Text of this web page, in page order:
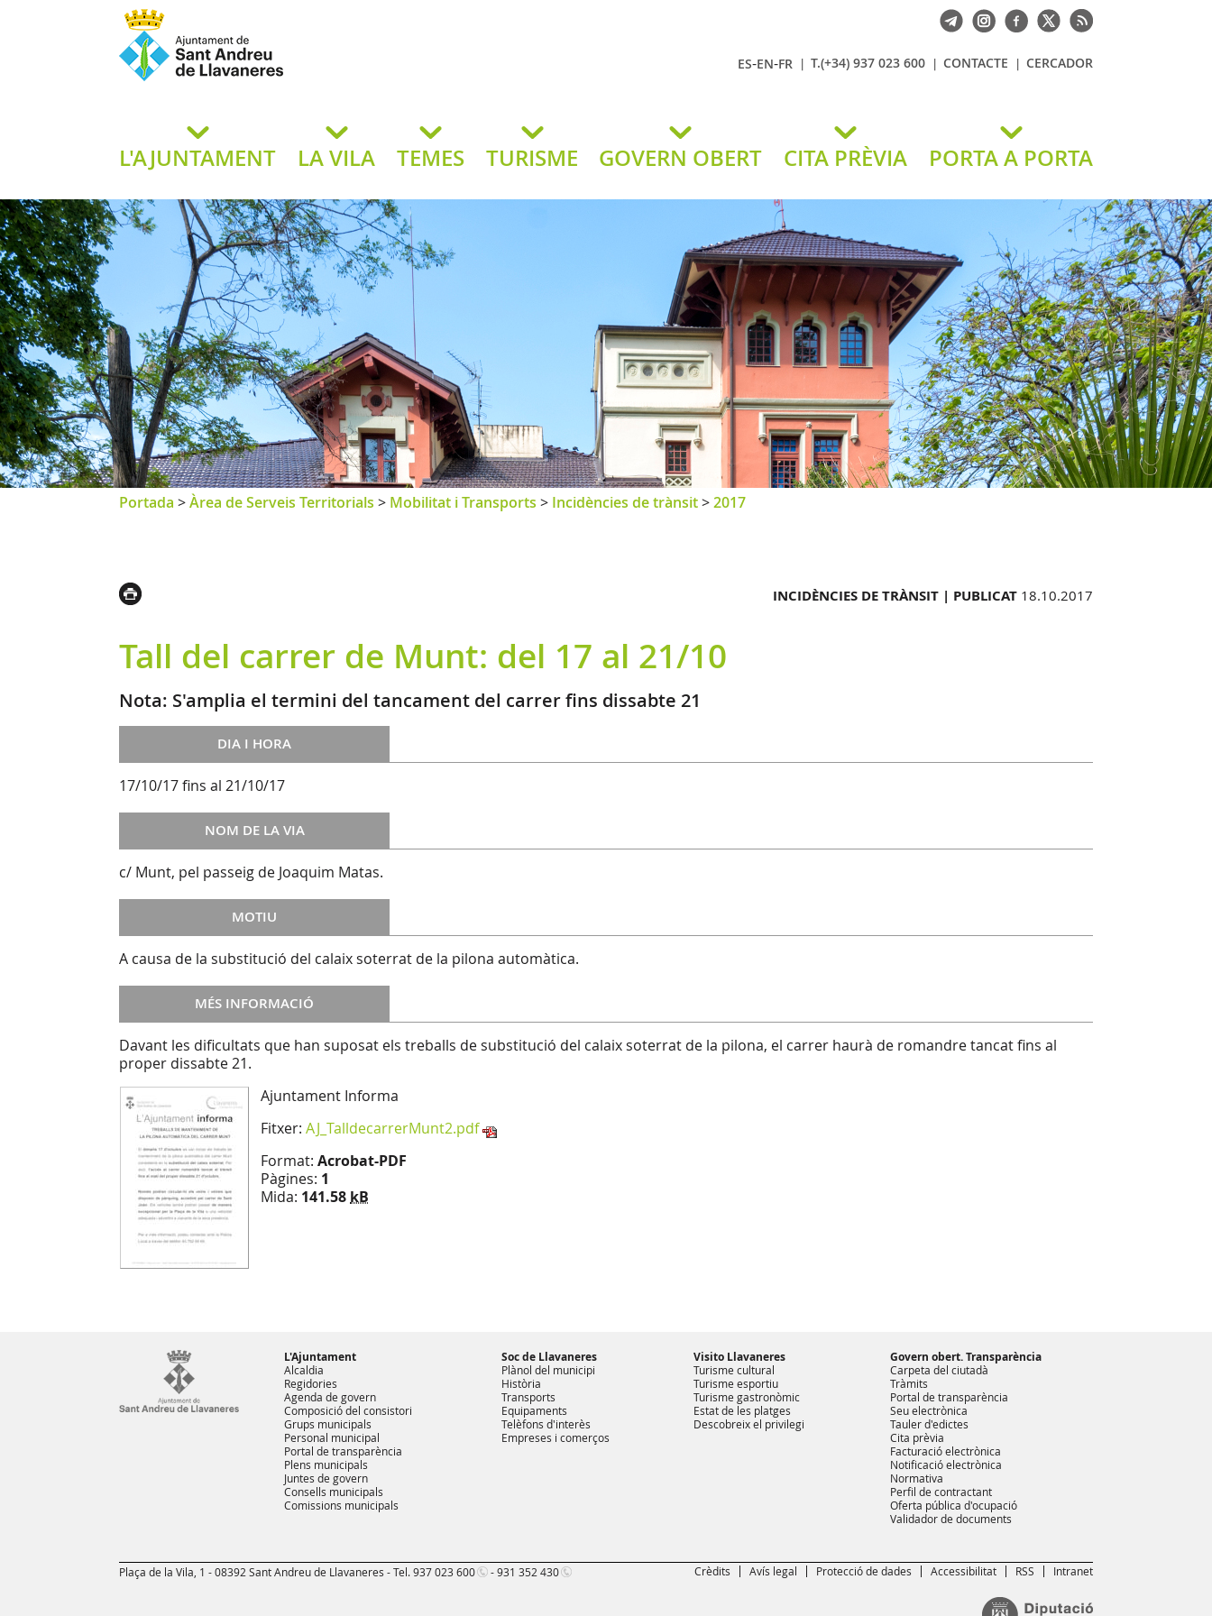
de Llavaneres
ES-EN-FR T.(+34) 937 023 600 CONTACTE CERCADOR
L'AJUNTAMENT LA VILA TEMES TURISME GOVERN OBERT CITA PRÈVIA PORTA A PORTA
Portada >Àrea de Serveis Territorials > Mobilitat i Transports > Incidències de trànsit>2017
INCIDÈNCIES DE TRÀNSIT | PUBLICAT 18.10.2017
Tall del carrer de Munt: del 17 al 21/10
Nota: S'amplia el termini del tancament del carrer fins dissabte 21
DIA I HORA
17/10/17 fins al 21/10/17
NOM DE LA VIA
c/ Munt, pel passeig de Joaquim Matas.
MOTIU
A causa de la substitució del calaix soterrat de la pilona automàtica.
MÉS INFORMACIÓ
Davant les dificultats que han suposat els treballs de substitució del calaix soterrat de la pilona, el carrer haurà de romandre tancat fins al
proper dissabte 21.
Ajuntament Informa
Fitxer: AJ_TalldecarrerMunt2.pdf
Format: Acrobat-PDF
Pàgines: 1
Mida: 141.58 kB
L'Ajuntament
Alcaldia
Regidories
Agenda de govern
Composició del consistori
Grups municipals
Personal municipal
Portal de transparència
Plens municipals
Juntes de govern
Consells municipals
Comissions municipals
Soc de Llavaneres
Plànol del municipi
Història
Transports
Equipaments
Telèfons d'interès
Empreses i comerços
Visito Llavaneres
Turisme cultural
Turisme esportiu
Turisme gastronòmic
Estat de les platges
Descobreix el privilegi
Govern obert. Transparència
Carpeta del ciutadà
Tràmits
Portal de transparència
Seu electrònica
Tauler d'edictes
Cita prèvia
Facturació electrònica
Notificació electrònica
Normativa
Perfil de contractant
Oferta pública d'ocupació
Validador de documents
Plaça de la Vila, 1 - 08392 Sant Andreu de Llavaneres - Tel.937 023 600 -931 352 430 Crèdits Avís legal Protecció de dades Accessibilitat RSS Intranet